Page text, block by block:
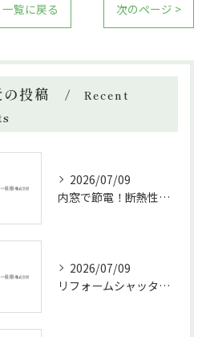
一覧に戻る 次のページ >
投稿
Recent
2026/07/09
内窓で節電！断熱性能と補助金活用法
2026/07/09
リフォームシャッターで叶える台風対策の効果的方法